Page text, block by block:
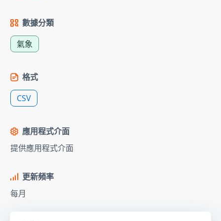
數據分類
氣象
格式
CSV
應用程式介面
提供應用程式介面
更新頻率
每月